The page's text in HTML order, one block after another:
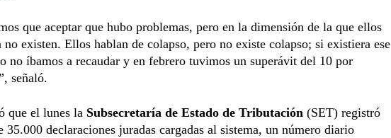
que aceptar que hubo problemas, pero en la dimensión de la que ellos
no existen. Ellos hablan de colapso, pero no existe colapso; si existiera ese
no íbamos a recaudar y en febrero tuvimos un superávit del 10 por
señaló.
que el lunes la Subsecretaría de Estado de Tributación (SET) registró
35.000 declaraciones juradas cargadas al sistema, un número diario